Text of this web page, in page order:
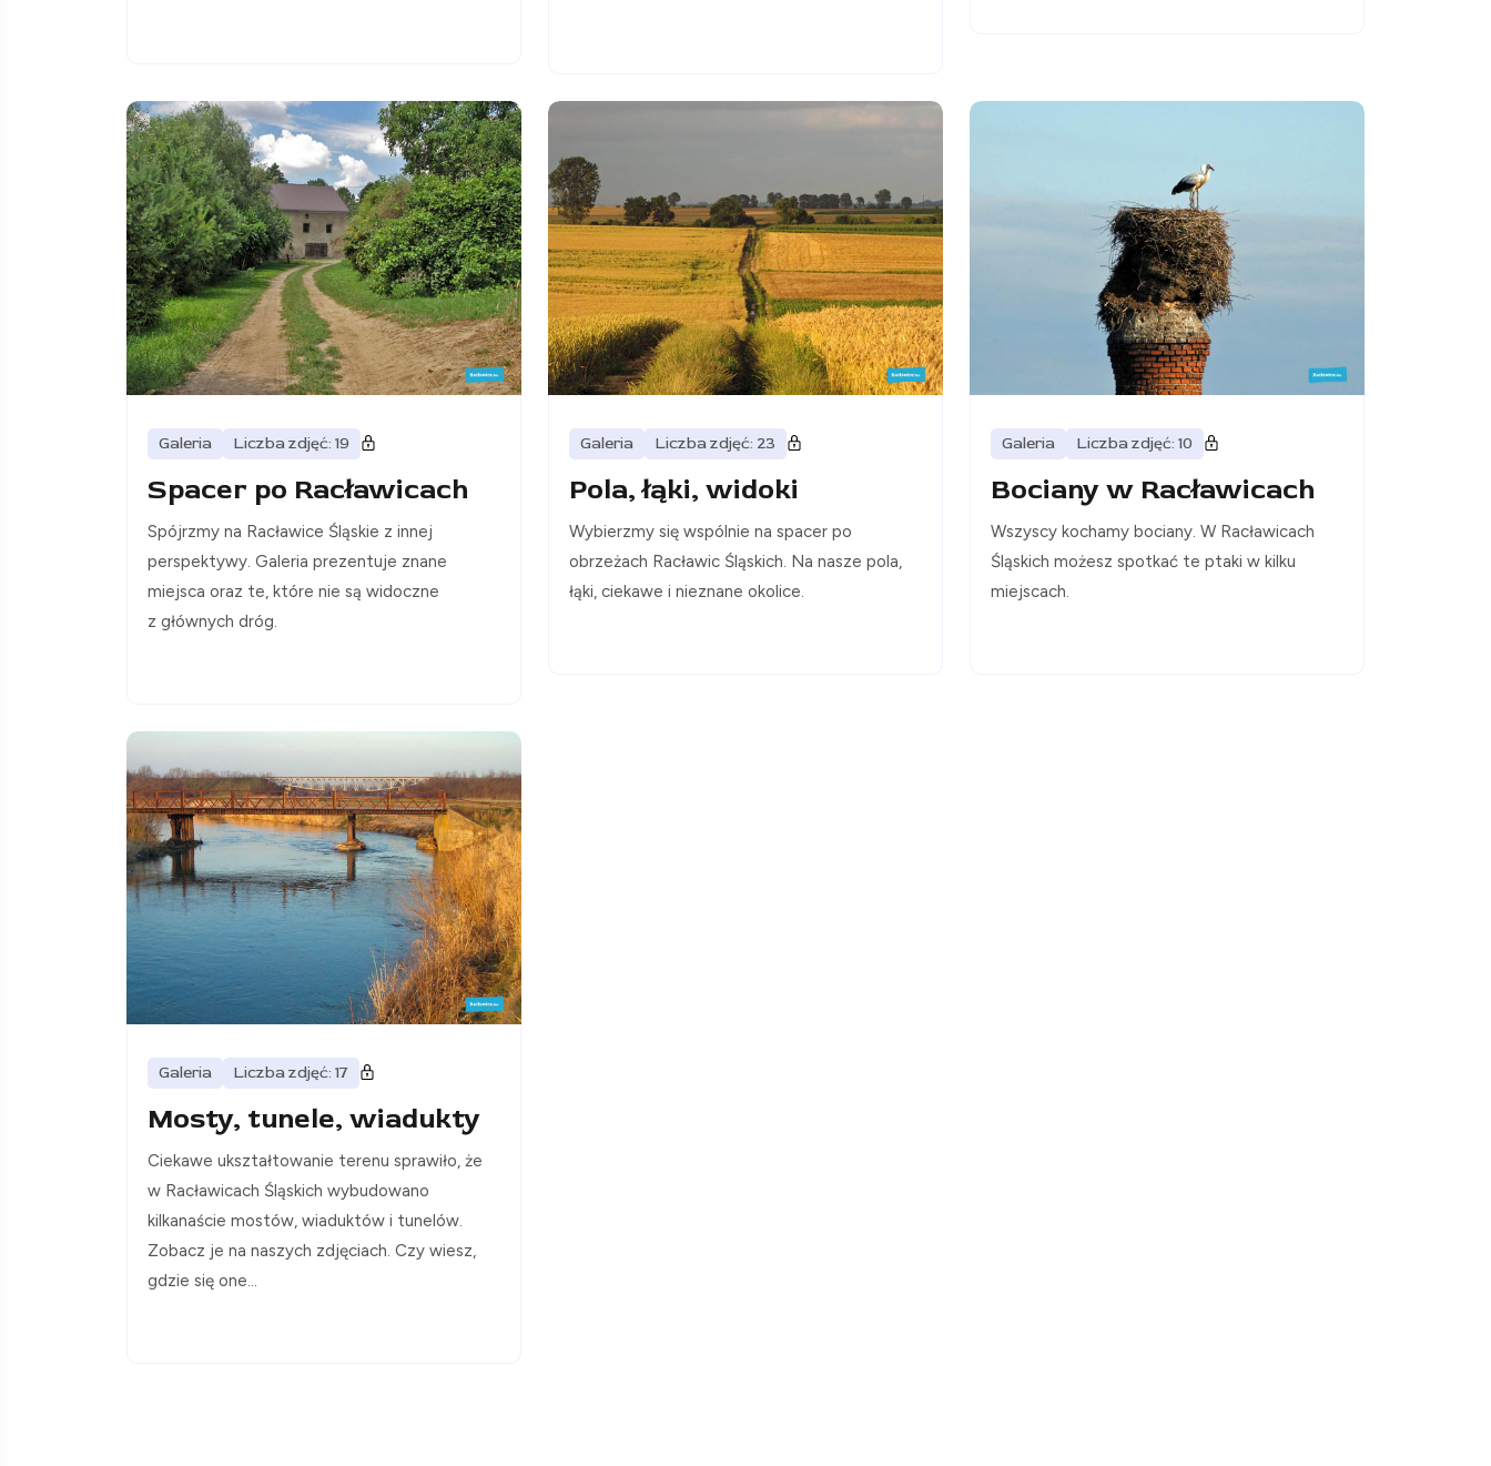
Galeria Liczba zdjęć: 19
Spacer po Racławicach
Spójrzmy na Racławice Śląskie z innej
perspektywy. Galeria prezentuje znane
miejsca oraz te, które nie są widoczne
z głównych dróg.
Galeria Liczba zdjęć: 23
Pola, łąki, widoki
Wybierzmy się wspólnie na spacer po
obrzeżach Racławic Śląskich. Na nasze pola,
łąki, ciekawe i nieznane okolice.
Galeria Liczba zdjęć: 10
Bociany w Racławicach
Wszyscy kochamy bociany. W Racławicach
Śląskich możesz spotkać te ptaki w kilku
miejscach.
Galeria Liczba zdjęć: 17
Mosty, tunele, wiadukty
Ciekawe ukształtowanie terenu sprawiło, że
w Racławicach Śląskich wybudowano
kilkanaście mostów, wiaduktów i tunelów.
Zobacz je na naszych zdjęciach. Czy wiesz,
gdzie się one...